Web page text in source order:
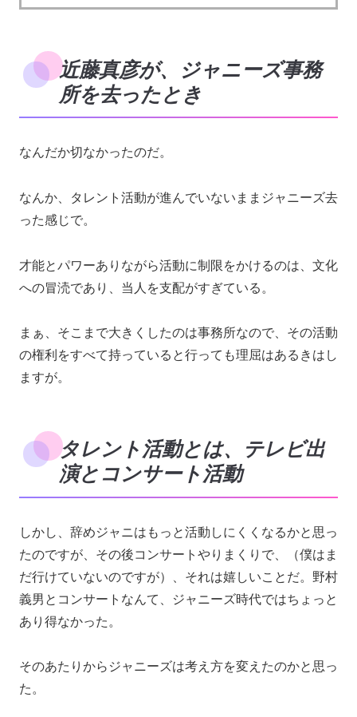
近藤真彦が、ジャニーズ事務
所を去ったとき
なんだか切なかったのだ。
なんか、タレント活動が進んでいないままジャニーズ去
った感じで。
才能とパワーありながら活動に制限をかけるのは、文化
への冒涜であり、当人を支配がすぎている。
まぁ、そこまで大きくしたのは事務所なので、その活動
の権利をすべて持っていると行っても理屈はあるきはし
ますが。
タレント活動とは、テレビ出
演とコンサート活動
しかし、辞めジャニはもっと活動しにくくなるかと思っ
たのですが、その後コンサートやりまくりで、（僕はま
だ行けていないのですが）、それは嬉しいことだ。野村
義男とコンサートなんて、ジャニーズ時代ではちょっと
あり得なかった。
そのあたりからジャニーズは考え方を変えたのかと思っ
た。